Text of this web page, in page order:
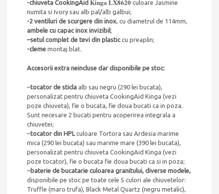
-chiuveta CookingAid Kinga LX8620 culoare Jasmine
numita si Ivory sau alb pal/alb galbui;
-2 ventiluri de scurgere din inox, cu diametrul de 114mm,
ambele cu capac inox invizibil;
–setul complet de tevi din plasticcu preaplin;
-cleme montaj blat.
Accesorii extra neincluse dar disponibile pe stoc:
–tocator de sticla alb sau negru (290 lei bucata),
personalizat pentru chiuveta CookingAid Kinga (vezi
poze chiuveta), fie o bucata, fie doua bucati ca in poza.
Sunt necesare 2 bucati pentru acoperirea integrala a
chiuvetei;
–tocator din HPLculoare Tortora sau Ardesia marime
mica (290 lei bucata) sau marime mare (390 lei bucata),
personalizat pentru chiuveta CookingAid Kinga (vezi
poze tocator), fie o bucata fie doua bucati ca si in poza;
–baterie de bucatarie culoarea granitului, diverse modele,
disponibile pe stoc pe toate cele 5 culori ale chiuvetelor:
Truffle (maro trufa), Black Metal Quartz (negru metalic),